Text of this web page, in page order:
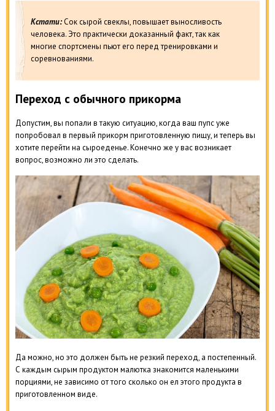
Кстати:Сок сырой свеклы, повышает выносливость
человека. Это практически доказанный факт, так как
многие спортсмены пьют его перед тренировками и
соревнованиями.
Переход с обычного прикорма
Допустим, вы попали в такую ситуацию, когда ваш пупс уже
попробовал в первый прикорм приготовленную пищу, и теперь вы
хотите перейти на сыроеденье. Конечно же у вас возникает
вопрос, возможно ли это сделать.
Да можно, но это должен быть не резкий переход, а постепенный.
С каждым сырым продуктом малютка знакомится маленькими
порциями, не зависимо от того сколько он ел этого продукта в
приготовленном виде.